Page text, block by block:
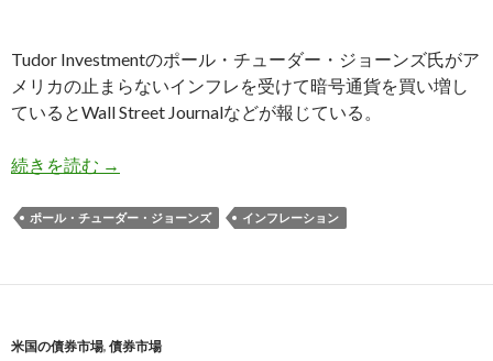
Tudor Investmentのポール・チューダー・ジョーンズ氏がア
メリカの止まらないインフレを受けて暗号通貨を買い増し
ているとWall Street Journalなどが報じている。
続きを読む チューダー・ジョーンズ氏、インフレヘッジで
→
ポール・チューダー・ジョーンズ インフレーション
米国の債券市場, 債券市場